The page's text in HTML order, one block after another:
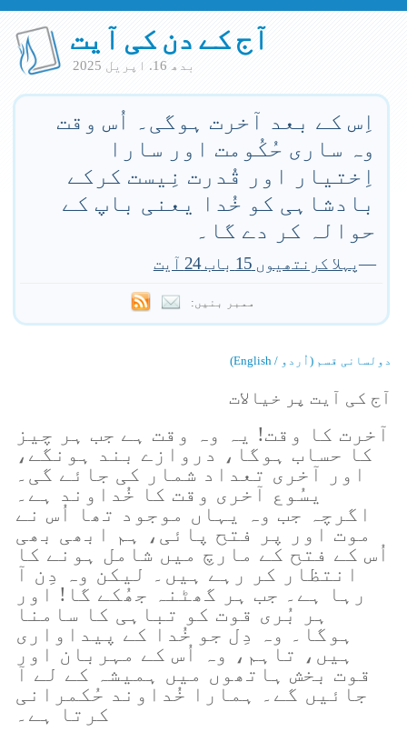
آج کے دن کی آیت
بدھ 16. اپريل 2025
اِس کے بعد آخرت ہوگی۔ اُس وقت
وہ ساری حُکُومت اور سارا
اِختیار اور قُدرت نِیست کرکے
بادشاہی کو خُدا یعنی باپ کے
حوالہ کر دے گا۔
—پہلا کرنتھیوں 15 باب 24 آیت
ممبر بنیں:
دولسانی قسم (اُردو / English)
آج کی آیت پر خیالات
آخرت کا وقت! یہ وہ وقت ہے جب ہر چیز
کا حساب ہوگا، دروازے بند ہونگے،
اور آخری تعداد شمار کی جائے گی۔
یسُوع آخری وقت کا خُداوند ہے۔
اگرچہ جب وہ یہاں موجود تھا اُس نے
موت اور پر فتح پائی، ہم ابھی بھی
اُس کے فتح کے مارچ میں شامل ہونے کا
انتظار کر رہے ہیں۔ لیکن وہ دِن آ
رہا ہے۔ جب ہر گھٹنہ جھُکے گا! اور
ہر بُری قوت کو تباہی کا سامنا
ہوگا۔ وہ دِل جو خُدا کے پیداواری
ہیں، تاہم، وہ اُس کے مہربان اور
قوت بخش ہاتھوں میں ہمیشہ کے لے آ
جائیں گے۔ ہمارا خُداوند حُکمرانی
کرتا ہے۔